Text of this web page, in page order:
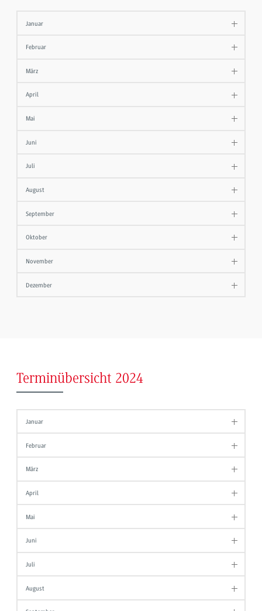
Januar
Februar
März
April
Mai
Juni
Juli
August
September
Oktober
November
Dezember
Terminübersicht 2024
Januar
Februar
März
April
Mai
Juni
Juli
August